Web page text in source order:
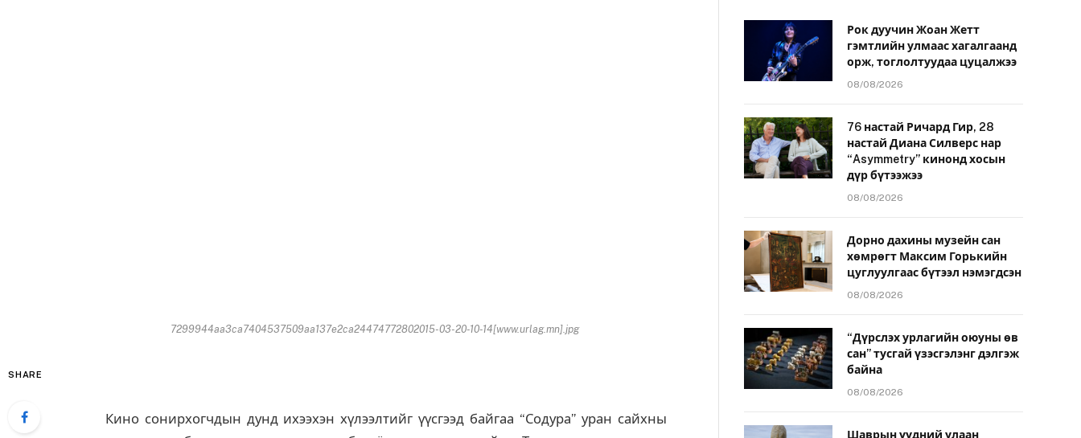
7299944aa3ca7404537509aa137e2ca24474772802015-03-20-10-14[www.urlag.mn].jpg
SHARE
Кино сонирхогчдын дунд ихээхэн хүлээлтийг үүсгээд байгаа “Содура” уран сайхны
Рок дуучин Жоан Жетт
гэмтлийн улмаас хагалгаанд
орж, тоглолтуудаа цуцалжээ
08/08/2026
76 настай Ричард Гир, 28
настай Диана Силверс нар
“Asymmetry” кинонд хосын
дүр бүтээжээ
08/08/2026
Дорно дахины музейн сан
хөмрөгт Максим Горькийн
цуглуулгаас бүтээл нэмэгдсэн
08/08/2026
“Дүрслэх урлагийн оюуны өв
сан” тусгай үзэсгэлэнг дэлгэж
байна
08/08/2026
Шаврын үүдний улаан